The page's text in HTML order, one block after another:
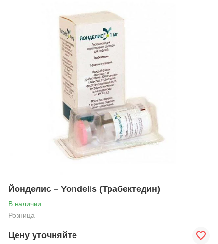
Йонделис – Yondelis (Трабектедин)
В наличии
Розница
Цену уточняйте